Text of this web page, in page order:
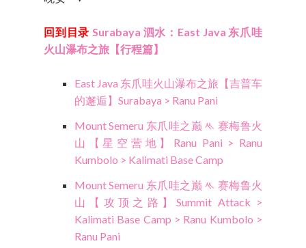
回到目录 Surabaya 泗水：East Java 东爪哇
火山瀑布之旅【行程篇】
East Java 东爪哇火山瀑布之旅【吉普车
的邂逅】Surabaya > Ranu Pani
Mount Semeru 东爪哇之巅 ᄿ 赛梅鲁火
山【星空营地】Ranu Pani > Ranu
Kumbolo > Kalimati Base Camp
Mount Semeru 东爪哇之巅 ᄿ 赛梅鲁火
山【攻顶之路】Summit Attack >
Kalimati Base Camp > Ranu Kumbolo >
Ranu Pani